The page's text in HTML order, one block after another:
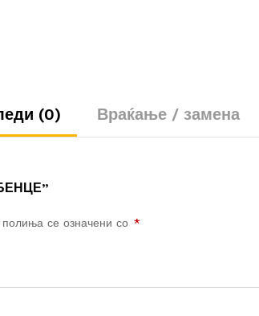
(0) Враќање / замена
се означени со *